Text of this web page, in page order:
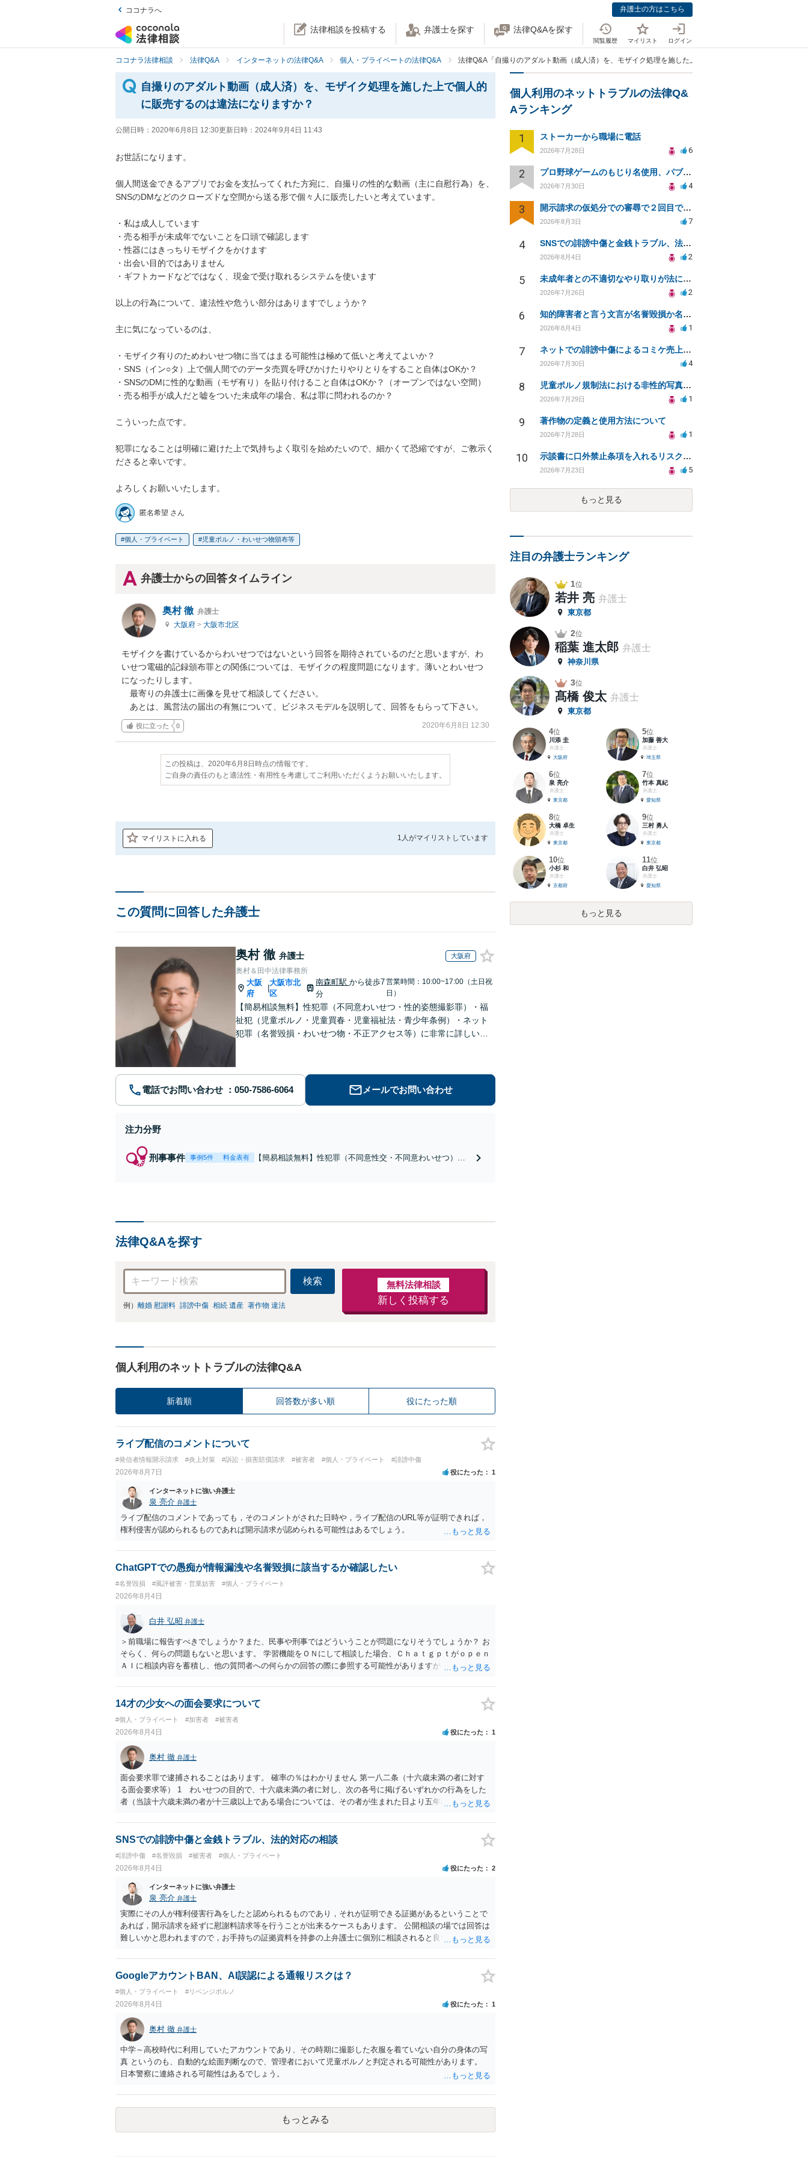
ココナラへ 弁護士の方はこちら
法律相談を投稿する 弁護士を探す 法律Q&Aを探す
閲覧履歴 マイリスト ログイン
ココナラ法律相談 法律Q&A インターネットの法律Q&A 個人・プライベートの法律Q&A 法律Q&A「自撮りのアダルト動画（成人済）を、モザイク処理を施した上で個人的に販売するのは違法にな
自撮りのアダルト動画（成人済）を、モザイク処理を施した上で個人的
に販売するのは違法になりますか？
公開日時： 2020年6月8日 12:30更新日時： 2024年9月4日 11:43
お世話になります。
個人間送金できるアプリでお金を支払ってくれた方宛に、自撮りの性的な動画（主に自慰行為）を、
SNSのDMなどのクローズドな空間から送る形で個々人に販売したいと考えています。
・私は成人しています
・売る相手が未成年でないことを口頭で確認します
・性器にはきっちりモザイクをかけます
・出会い目的ではありません
・ギフトカードなどではなく、現金で受け取れるシステムを使います
以上の行為について、違法性や危うい部分はありますでしょうか？
主に気になっているのは、
・モザイク有りのためわいせつ物に当てはまる可能性は極めて低いと考えてよいか？
・SNS（イン○タ）上で個人間でのデータ売買を呼びかけたりやりとりをすること自体はOKか？
・SNSのDMに性的な動画（モザ有り）を貼り付けること自体はOKか？（オープンではない空間）
・売る相手が成人だと嘘をついた未成年の場合、私は罪に問われるのか？
こういった点です。
犯罪になることは明確に避けた上で気持ちよく取引を始めたいので、細かくて恐縮ですが、ご教示く
ださると幸いです。
よろしくお願いいたします。
匿名希望 さん
個人・プライベート 児童ポルノ・わいせつ物頒布等
弁護士からの回答タイムライン
奥村 徹 弁護士
大阪府 > 大阪市北区
モザイクを書けているからわいせつではないという回答を期待されているのだと思いますが、わ
いせつ電磁的記録頒布罪との関係については、モザイクの程度問題になります。薄いとわいせつ
になったりします。
最寄りの弁護士に画像を見せて相談してください。
あとは、風営法の届出の有無について、ビジネスモデルを説明して、回答をもらって下さい。
役に立った 0 2020年6月8日 12:30
この投稿は、2020年6月8日時点の情報です。
ご自身の責任のもと適法性・有用性を考慮してご利用いただくようお願いいたします。
マイリストに入れる 1人がマイリストしています
この質問に回答した弁護士
奥村 徹 弁護士 大阪府
奥村＆田中法律事務所
大阪
府
|
大阪市北
区
南森町駅から徒歩7
分
営業時間：10:00~17:00（土日祝
日）
【簡易相談無料】性犯罪（不同意わいせつ・性的姿態撮影罪）・福
祉犯（児童ポルノ・児童買春・児童福祉法・青少年条例）・ネット
犯罪（名誉毀損・わいせつ物・不正アクセス等）に非常に詳しい弁
電話でお問い合わせ メールでお問い合わせ
注力分野
刑事事件 事例5件 料金表有
【簡易相談無料】性犯罪（不同意性交・不同意わいせつ）・
法律Q&Aを探す
検索
例） 離婚 慰謝料 誹謗中傷 相続 遺産 著作物 違法
無料法律相談
新しく投稿する
個人利用のネットトラブルの法律Q&A
新着順 回答数が多い順 役にたった順
ライブ配信のコメントについて
#発信者情報開示請求 #炎上対策 #訴訟・損害賠償請求 #被害者 #個人・プライベート #誹謗中傷
2026年8月7日 役にたった 1
インターネットに強い弁護士
泉 亮介 弁護士
ライブ配信のコメントであっても，そのコメントがされた日時や，ライブ配信のURL等が証明できれば，
権利侵害が認められるものであれば開示請求が認められる可能性はあるでしょう。
ChatGPTでの愚痴が情報漏洩や名誉毀損に該当するか確認したい
#名誉毀損 #風評被害・営業妨害 #個人・プライベート
2026年8月4日
白井 弘昭 弁護士
＞前職場に報告すべきでしょうか？また、民事や刑事ではどういうことが問題になりそうでしょうか？ お
そらく、何らの問題もないと思います。 学習機能をＯＮにして相談した場合、Ｃｈａｔｇｐｔがｏｐｅｎ
ＡＩに相談内容を蓄積し、他の質問者への何らかの回答の際に参照する可能性がありますが、個人名や会
ので、その情報自体が、秘密情報に当たるとは思えませんし、名誉棄損として、個人や会社に対する誹謗
中傷の不特定多数への公開に当たるとも思われません。 もちろん、誰がその内容をｃｈａｔｇｐｔに入力
して書き込んだとしても）、相談者さんが刑事民事の責任に問われることはないでしょう。 私見ながらご
参考まで。
14才の少女への面会要求について
#個人・プライベート #加害者 #被害者
2026年8月4日 役にたった 1
奥村 徹 弁護士
面会要求罪で逮捕されることはあります。 確率の％はわかりません 第一八二条（十六歳未満の者に対す
る面会要求等） 1 わいせつの目的で、十六歳未満の者に対し、次の各号に掲げるいずれかの行為をした
者（当該十六歳未満の者が十三歳以上である場合については、その者が生まれた日より五年以上前の日に
又は誘惑して面会を要求すること。 二 拒まれたにもかかわらず、反復して面会を要求すること。 三
金銭その他の利益を供与し、又はその申込み若しくは約束をして面会を要求すること。 2前項の罪を犯
罰金に処する。
SNSでの誹謗中傷と金銭トラブル、法的対応の相談
#誹謗中傷 #名誉毀損 #被害者 #個人・プライベート
2026年8月4日 役にたった 2
インターネットに強い弁護士
泉 亮介 弁護士
実際にその人が権利侵害行為をしたと認められるものであり，それが証明できる証拠があるということで
あれば，開示請求を経ずに慰謝料請求等を行うことが出来るケースもあります。 公開相談の場では回答は
難しいかと思われますので，お手持ちの証拠資料を持参の上弁護士に個別に相談されると良いでしょう。
GoogleアカウントBAN、AI誤認による通報リスクは？
#個人・プライベート #リベンジポルノ
2026年8月4日 役にたった 1
奥村 徹 弁護士
中学～高校時代に利用していたアカウントであり、その時期に撮影した衣服を着ていない自分の身体の写
真 というのも、自動的な絵面判断なので、管理者において児童ポルノと判定される可能性があります。
日本警察に連絡される可能性はあるでしょう。
もっとみる
個人利用のネットトラブルの法律Q&
Aランキング
1 ストーカーから職場に電話
2026年7月28日 6
2 プロ野球ゲームのもじり名使用、パブリシティ権の影響は？
2026年7月30日 4
3 開示請求の仮処分での審尋で２回目で終わらない場合どうしたらいいですか
2026年8月3日 7
4 SNSでの誹謗中傷と金銭トラブル、法的対応の相談
2026年8月4日 2
5 未成年者との不適切なやり取りが法に触れる可能性と対処法
2026年7月26日 2
6 知的障害者と言う文言が名誉毀損か名誉感情の侵害になるか教えてほしい。
2026年8月4日 1
7 ネットでの誹謗中傷によるコミケ売上減少、損害賠償は可能か？
2026年7月30日 4
8 児童ポルノ規制法における非性的写真とテキストの扱いは？
2026年7月29日 1
9 著作物の定義と使用方法について
2026年7月28日 1
10 示談書に口外禁止条項を入れるリスクはありますか？
2026年7月23日 5
もっと見る
注目の弁護士ランキング
1位
若井 亮 弁護士
東京都
2位
稲葉 進太郎 弁護士
神奈川県
3位
髙橋 俊太 弁護士
東京都
4位
川添 圭
弁護士
大阪府
5位
加藤 善大
弁護士
埼玉県
6位
泉 亮介
弁護士
東京都
7位
竹本 真紀
弁護士
愛知県
8位
大橋 卓生
弁護士
東京都
9位
三村 勇人
弁護士
東京都
10位
小杉 和
弁護士
京都府
11位
白井 弘昭
弁護士
愛知県
もっと見る